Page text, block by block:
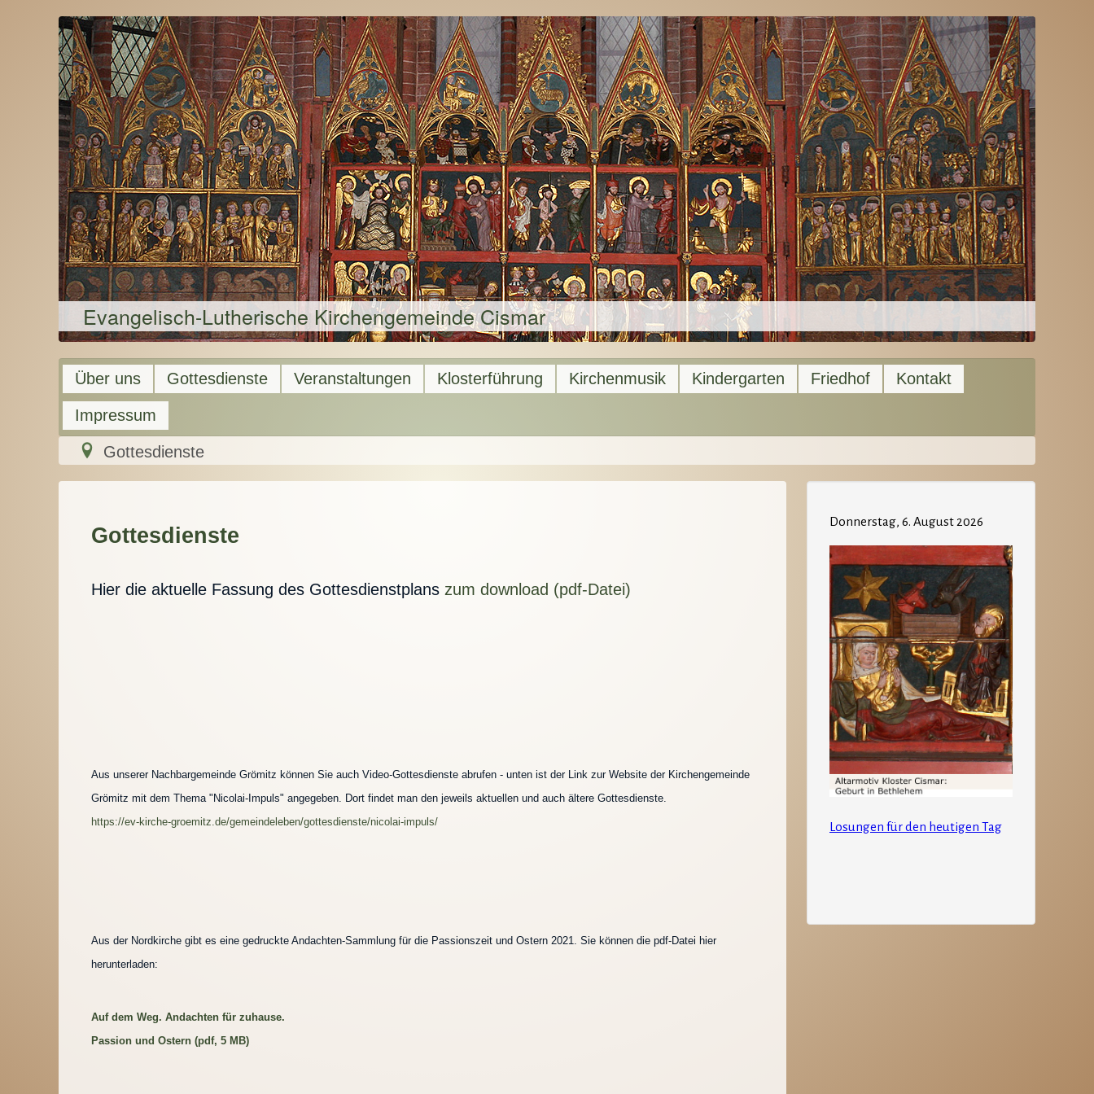
Evangelisch-Lutherische Kirchengemeinde Cismar
Über uns Gottesdienste Veranstaltungen Klosterführung Kirchenmusik Kindergarten Friedhof Kontakt
Impressum
Gottesdienste
Gottesdienste
Hier die aktuelle Fassung des Gottesdienstplans zum download (pdf-Datei)
Aus unserer Nachbargemeinde Grömitz können Sie auch Video-Gottesdienste abrufen - unten ist der Link zur Website der Kirchengemeinde
Grömitz mit dem Thema "Nicolai-Impuls" angegeben. Dort findet man den jeweils aktuellen und auch ältere Gottesdienste.
https://ev-kirche-groemitz.de/gemeindeleben/gottesdienste/nicolai-impuls/
Aus der Nordkirche gibt es eine gedruckte Andachten-Sammlung für die Passionszeit und Ostern 2021. Sie können die pdf-Datei hier
herunterladen:
Auf dem Weg. Andachten für zuhause.
Passion und Ostern (pdf, 5 MB)